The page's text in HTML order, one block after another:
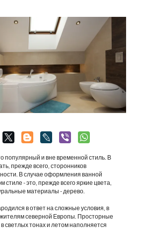
популярный и вне временной стиль. В
прежде всего, сторонников
В случае оформления ванной
стиле - это, прежде всего яркие цвета,
материалы - дерево.
в ответ на сложные условия, в
северной Европы. Просторные
тонах и летом наполняется